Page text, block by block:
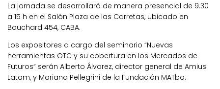
La jornada se desarrollará de manera presencial de 9.30
a 15 h en el Salón Plaza de las Carretas, ubicado en
Bouchard 454, CABA.
Los expositores a cargo del seminario “Nuevas
herramientas OTC y su cobertura en los Mercados de
Futuros” serán Alberto Álvarez, director general de Amius
Latam, y Mariana Pellegrini de la Fundación MATba.